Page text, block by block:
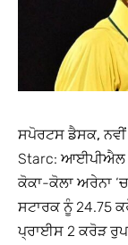
ਸਪੋਰਟਸ ਡੈਸਕ, ਨਵੀਂ
Starc: ਆਈਪੀਐਲ
ਕੋਕਾ-ਕੋਲਾ ਅਰੇਨਾ
ਸਟਾਰਕ ਨੂੰ 24.75
ਪ੍ਰਾਈਸ 2 ਕਰੋੜ